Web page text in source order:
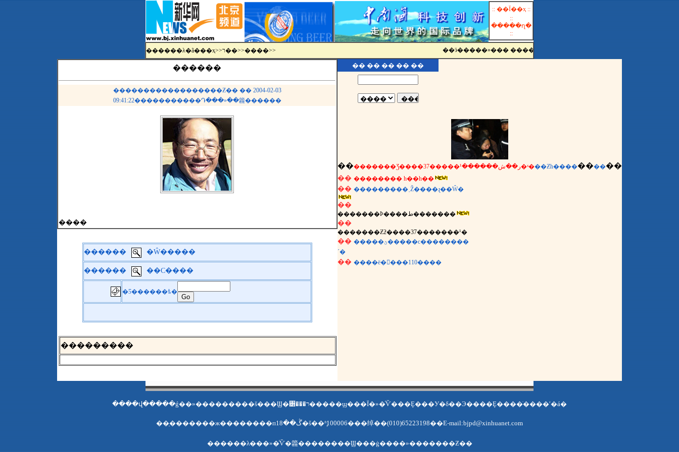
:: ��Ϊ��ҳ ::
::
�����ղ�
::
������λ�ã���ҳ>> ר��>>����>> ��ӭ�����»��� ����Ƶ��
������
������������������Ƶ�� �� 2004-02-03
09:41:22�����������Դ���»��籱������
����
������ �Ŵ�����
������ ��С����
�Ƽ������ѣ�
���������
�� �� �� �� ��
�� �������Ʒ����ر��ش������¹�����37�ˣ���Ƶһ����������
�� �������� һ��һ��
�� ���������˲Ž����ɻ��Ŵ�
��
�������Ϸ����ط�������
��
�������Ƶƻ����37�������¹�
�� �����ؿ�����ϲ��������
´�
�� ����ë�󶫵���110����
����վ�����ǵ��»���������š���Ϣ�͸���ר�����ϣ���Ϊ�»�ͨѶ���Ȩ���У�δ��Э����Ȩ����ֹ����ʹ�á�
��ַ�������ж��������пڴ��18�š��ʱࣺ100006���绰��(010)65223198��E-mail:bjpd@xinhuanet.com
������λ���»�ͨѶ�籱��������Ϣ���ġ����»�������Ƶ��